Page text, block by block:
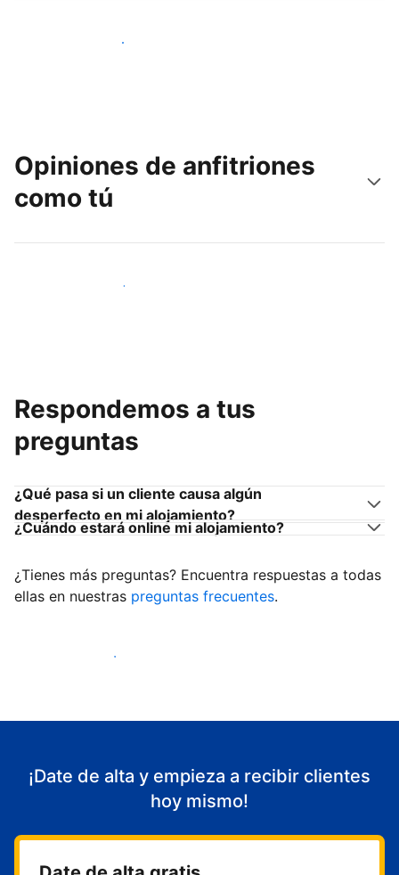
Llega a nuevos clientes hoy
Opiniones de anfitriones
como tú
Únete a anfitriones como tú
Respondemos a tus
preguntas
¿Qué pasa si un cliente causa algún
desperfecto en mi alojamiento?
¿Cuándo estará online mi alojamiento?
¿Tienes más preguntas? Encuentra respuestas a todas
ellas en nuestras preguntas frecuentes.
Empieza a recibir clientes
¡Date de alta y empieza a recibir clientes
hoy mismo!